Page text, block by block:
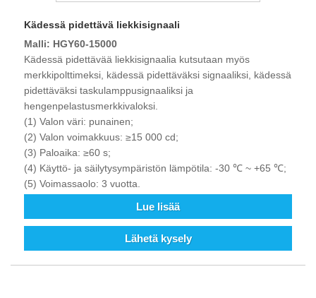
Kädessä pidettävä liekkisignaali
Malli: HGY60-15000
Kädessä pidettävää liekkisignaalia kutsutaan myös
merkkipolttimeksi, kädessä pidettäväksi signaaliksi, kädessä
pidettäväksi taskulamppusignaaliksi ja
hengenpelastusmerkkivaloksi.
(1) Valon väri: punainen;
(2) Valon voimakkuus: ≥15 000 cd;
(3) Paloaika: ≥60 s;
(4) Käyttö- ja säilytysympäristön lämpötila: -30 ℃ ~ +65 ℃;
(5) Voimassaolo: 3 vuotta.
Lue lisää
Lähetä kysely